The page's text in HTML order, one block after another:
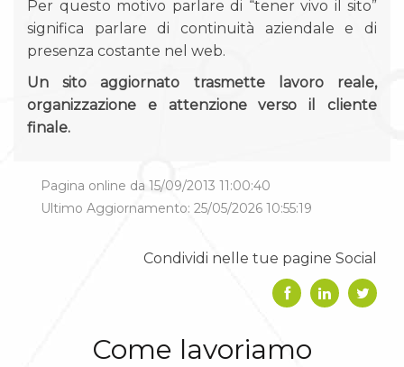
Per questo motivo parlare di “tener vivo il sito”
significa parlare di continuità aziendale e di
presenza costante nel web.
Un sito aggiornato trasmette lavoro reale,
organizzazione e attenzione verso il cliente
finale.
Pagina online da 15/09/2013 11:00:40
Ultimo Aggiornamento: 25/05/2026 10:55:19
Condividi nelle tue pagine Social
Come lavoriamo